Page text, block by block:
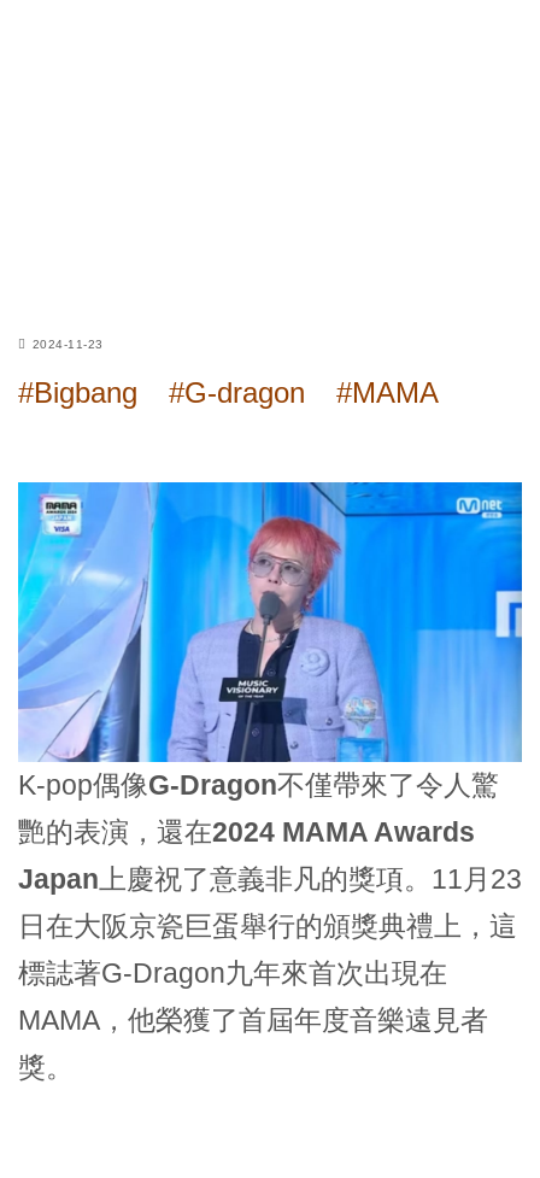
2024-11-23
#Bigbang #G-dragon #MAMA
K-pop偶像G-Dragon不僅帶來了令人驚
艷的表演，還在2024 MAMA Awards
Japan 上慶祝了意義非凡的獎項。11月23
日在大阪京瓷巨蛋舉行的頒獎典禮上，這
標誌著G-Dragon九年來首次出現在
MAMA，他榮獲了首屆年度音樂遠見者
獎。